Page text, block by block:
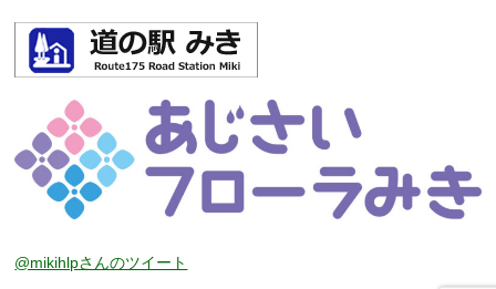
@mikihlpさんのツイート